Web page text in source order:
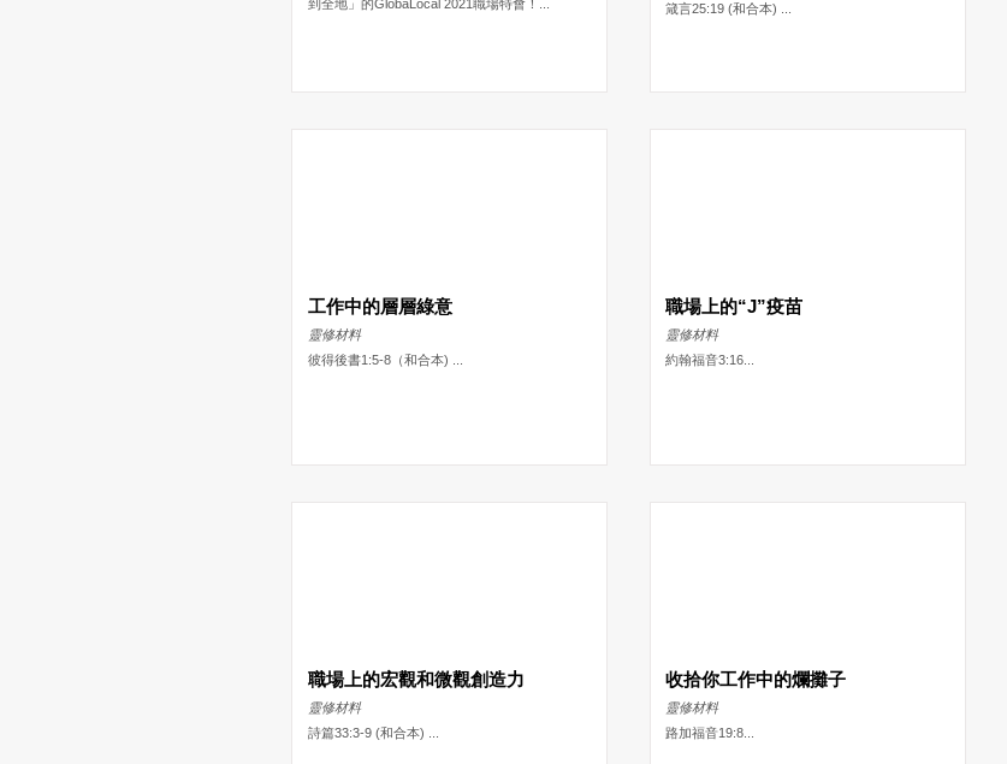
到全地」的GlobaLocal 2021職場特會！...
箴言25:19 (和合本) ...
工作中的層層綠意
靈修材料
彼得後書1:5-8（和合本) ...
職場上的“J”疫苗
靈修材料
約翰福音3:16...
職場上的宏觀和微觀創造力
靈修材料
詩篇33:3-9 (和合本) ...
收拾你工作中的爛攤子
靈修材料
路加福音19:8...